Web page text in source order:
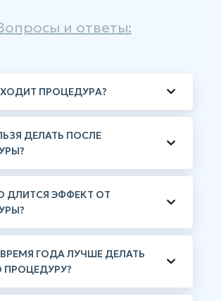
и ответы:
ПРОЦЕДУРА?
ДЕЛАТЬ ПОСЛЕ
ДЛИТСЯ ЭФФЕКТ ОТ
ГОДА ЛУЧШЕ ДЕЛАТЬ